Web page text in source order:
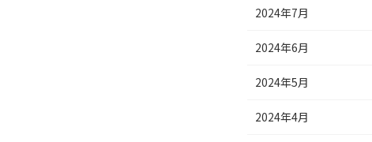
2024年7月
2024年6月
2024年5月
2024年4月